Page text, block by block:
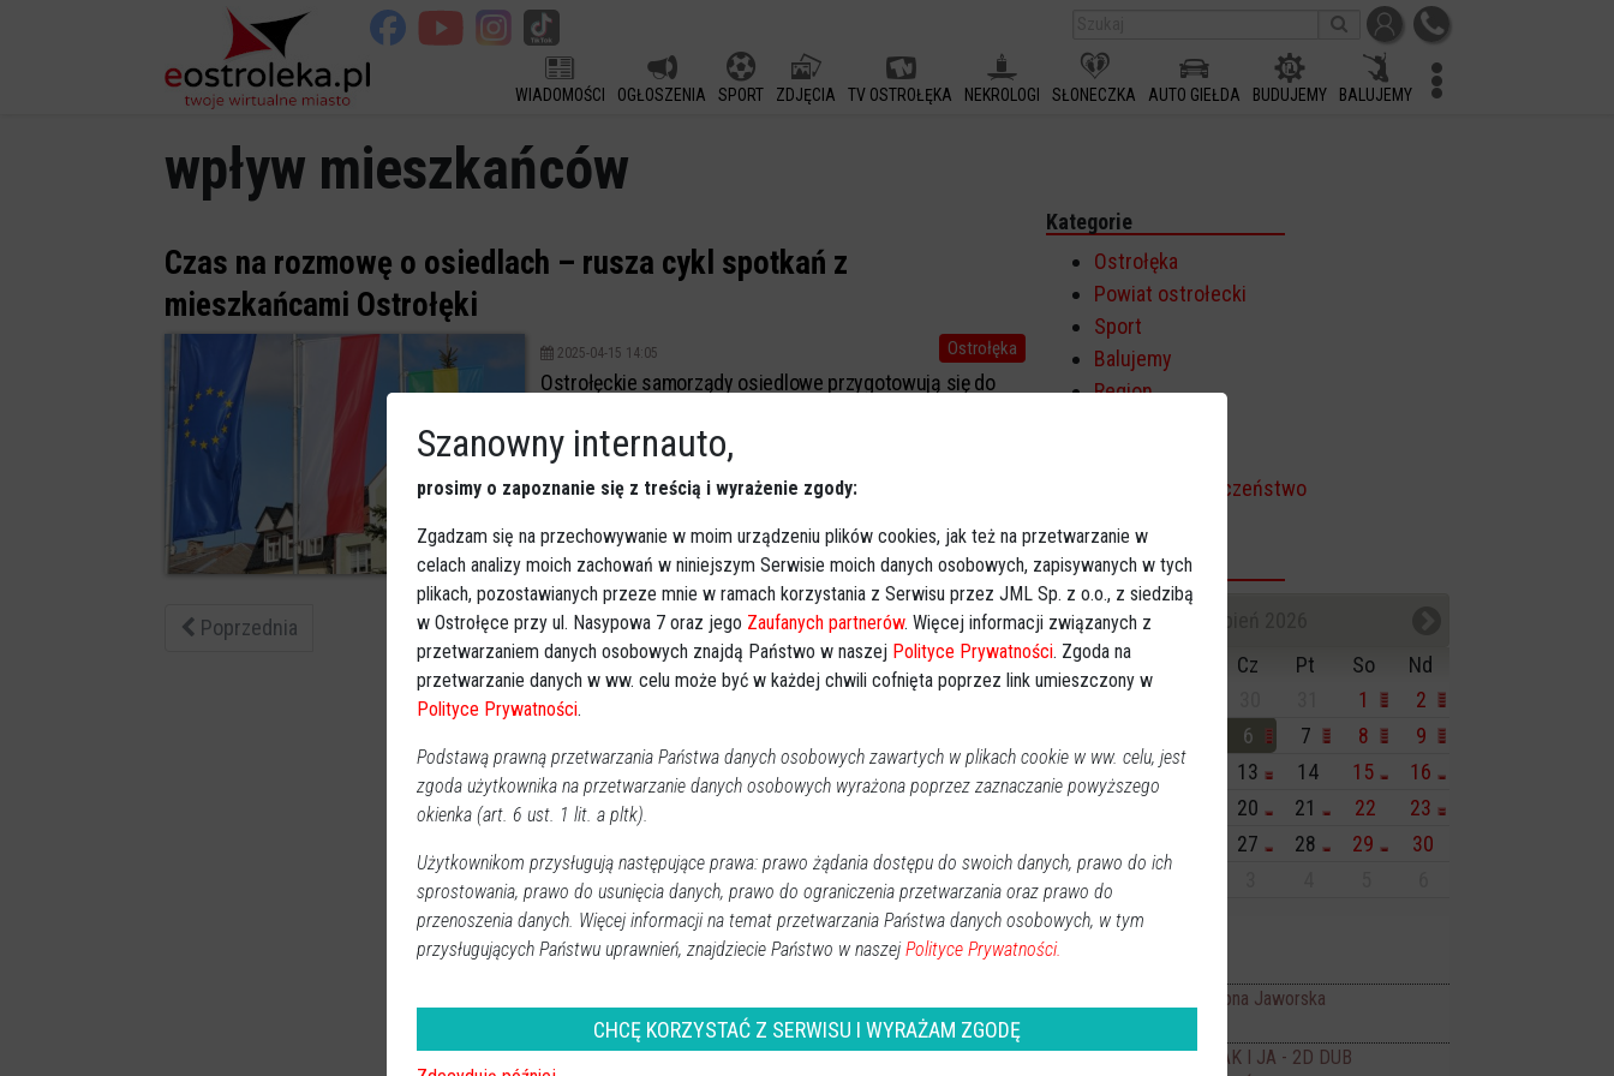
WIADOMOŚCI OGŁOSZENIA SPORT ZDJĘCIA TV OSTROŁĘKA NEKROLOGI SŁONECZKA AUTO GIEŁDA BUDUJEMY BALUJEMY
wpływ mieszkańców
Czas na rozmowę o osiedlach – rusza cykl spotkań z
mieszkańcami Ostrołęki
3
Ostrołęka
2025-04-15 14:05
Ostrołęckie samorządy osiedlowe przygotowują się do
rozpoczną się coroczne spotkania sprawozdawcze. To
okazja, by mieszkańcy poznali szczegóły działań
zaplanowali wspólnie kolejne kroki. Pierwsze z zebrań
odbędzie się już pod koniec kwietnia.
Poprzednia
Następna
Kategorie
Ostrołęka
Powiat ostrołecki
Sport
Balujemy
Region
Kościół i społeczeństwo
Kalendarz imprez
Pn
Wt Cz Pt So
Nd
1
2
6 7 8
9
10
11 12 13 14 15
16
20 21 22
23
27 28 29
30
31
Dzisiaj:
Art-Czwartek Ilona Jaworska
FLEAK. FUTRZAK I JA - 2D DUB
Szanowny internauto,
prosimy o zapoznanie się z treścią i wyrażenie zgody:
Zgadzam się na przechowywanie w moim urządzeniu plików cookies, jak też na przetwarzanie w
celach analizy moich zachowań w niniejszym Serwisie moich danych osobowych, zapisywanych w tych
plikach, pozostawianych przeze mnie w ramach korzystania z Serwisu przez JML Sp. z o.o., z siedzibą
w Ostrołęce przy ul. Nasypowa 7 oraz jego Zaufanych partnerów. Więcej informacji związanych z
przetwarzaniem danych osobowych znajdą Państwo w naszej Polityce Prywatności. Zgoda na
przetwarzanie danych w ww. celu może być w każdej chwili cofnięta poprzez link umieszczony w
Polityce Prywatności.
Podstawą prawną przetwarzania Państwa danych osobowych zawartych w plikach cookie w ww. celu, jest
zgoda użytkownika na przetwarzanie danych osobowych wyrażona poprzez zaznaczanie powyższego
okienka (art. 6 ust. 1 lit. a pltk).
Użytkownikom przysługują następujące prawa: prawo żądania dostępu do swoich danych, prawo do ich
sprostowania, prawo do usunięcia danych, prawo do ograniczenia przetwarzania oraz prawo do
przenoszenia danych. Więcej informacji na temat przetwarzania Państwa danych osobowych, w tym
przysługujących Państwu uprawnień, znajdziecie Państwo w naszej Polityce Prywatności.
CHCĘ KORZYSTAĆ Z SERWISU I WYRAŻAM ZGODĘ